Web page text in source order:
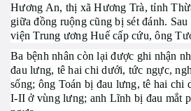
Hương An, thị xã Hương Trà, tỉnh
giữa đồng ruộng cũng bị sét đánh.
viện Trung ương Huế cấp cứu, ông
Ba bệnh nhân còn lại được ghi nhận
đau lưng, tê hai chi dưới, tức ngực,
sống; ông Toán bị đau lưng, tê hai chi
I-II ở vùng lưng; anh Lĩnh bị đau mắt